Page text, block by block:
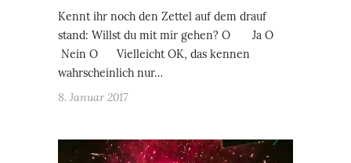
Kennt ihr noch den Zettel auf dem drauf
stand: Willst du mit mir gehen? O Ja O
Nein O Vielleicht OK, das kennen
wahrscheinlich nur…
8. Januar 2017